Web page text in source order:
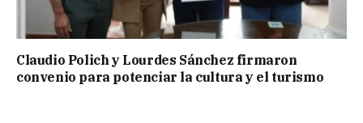
Claudio Polich y Lourdes Sánchez firmaron
convenio para potenciar la cultura y el turismo